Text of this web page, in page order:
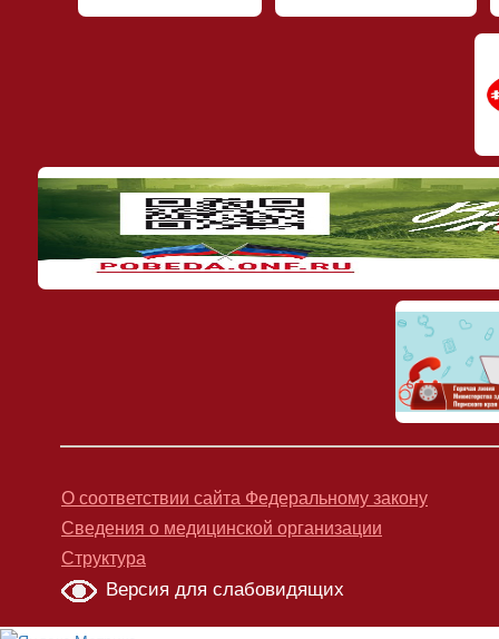
О соответствии сайта Федеральному закону
Сведения о медицинской организации
Структура
Версия для слабовидящих